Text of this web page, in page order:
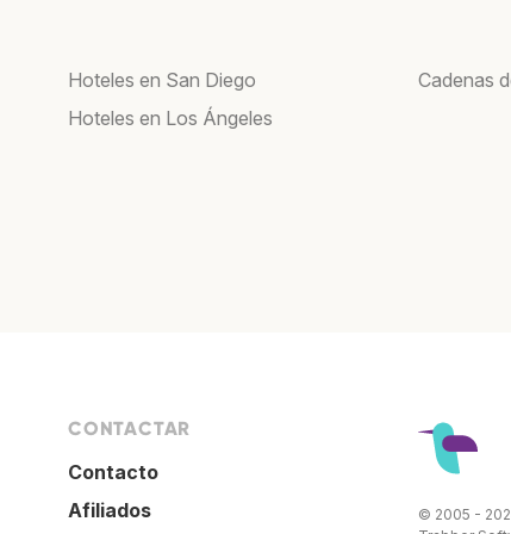
Hoteles en San Diego
Hoteles en Los Ángeles
Cadenas
CONTACTAR
Contacto
Afiliados
© 2005 -